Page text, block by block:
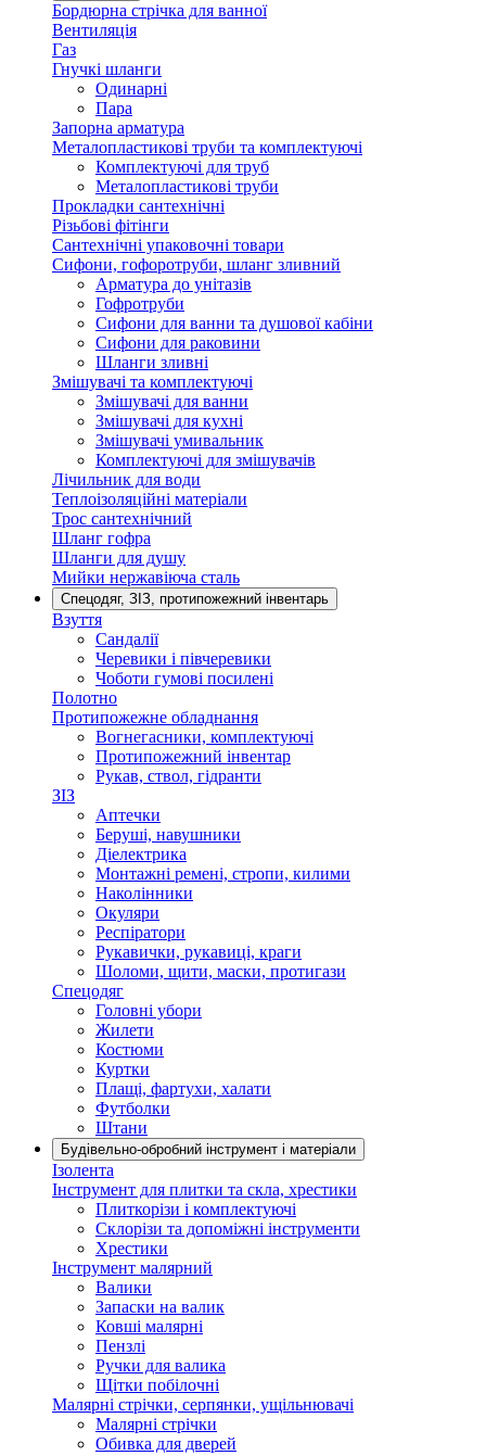
Бордюрна стрічка для ванної
Вентиляція
Газ
Гнучкі шланги
Одинарні
Пара
Запорна арматура
Металопластикові труби та комплектуючі
Комплектуючі для труб
Металопластикові труби
Прокладки сантехнічні
Різьбові фітінги
Сантехнічні упаковочні товари
Сифони, гофоротруби, шланг зливний
Арматура до унітазів
Гофротруби
Сифони для ванни та душової кабіни
Сифони для раковини
Шланги зливні
Змішувачі та комплектуючі
Змішувачі для ванни
Змішувачі для кухні
Змішувачі умивальник
Комплектуючі для змішувачів
Лічильник для води
Теплоізоляційні матеріали
Трос сантехнічний
Шланг гофра
Шланги для душу
Мийки нержавіюча сталь
Спецодяг, ЗІЗ, протипожежний інвентарь
Взуття
Сандалії
Черевики і півчеревики
Чоботи гумові посилені
Полотно
Протипожежне обладнання
Вогнегасники, комплектуючі
Протипожежний інвентар
Рукав, ствол, гідранти
ЗІЗ
Аптечки
Беруші, навушники
Діелектрика
Монтажні ремені, стропи, килими
Наколінники
Окуляри
Респіратори
Рукавички, рукавиці, краги
Шоломи, щити, маски, протигази
Спецодяг
Головні убори
Жилети
Костюми
Куртки
Плащі, фартухи, халати
Футболки
Штани
Будівельно-обробний інструмент і матеріали
Ізолента
Інструмент для плитки та скла, хрестики
Плиткорізи і комплектуючі
Склорізи та допоміжні інструменти
Хрестики
Інструмент малярний
Валики
Запаски на валик
Ковші малярні
Пензлі
Ручки для валика
Щітки побілочні
Малярні стрічки, серпянки, ущільнювачі
Малярні стрічки
Обивка для дверей